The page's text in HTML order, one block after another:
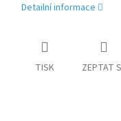
Detailní informace
TISK ZEPTAT